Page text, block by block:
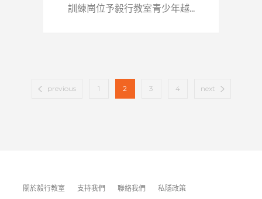
訓練崗位予毅行教室青少年越...
previous 1 2 3 4 next
關於毅行教室 支持我們 聯絡我們 私隱政策